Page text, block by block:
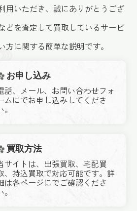
用いただき、誠にありがとうござ
どを査定して買取しているサービ
方に関する簡単な説明です。
お申し込み
話、メール、お問い合わせフォ
ムにでお申し込みしてくださ
。
買取方法
サイトは、出張買取、宅配買
、持込買取で対応可能です。詳
は各ページにでご確認くださ
。